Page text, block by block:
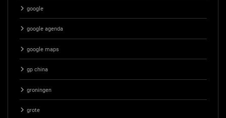
google
google agenda
google maps
gp china
groningen
grote